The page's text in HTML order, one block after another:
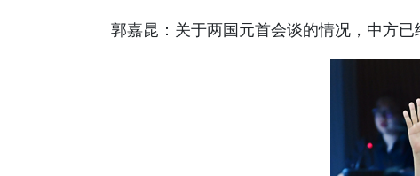
郭嘉昆：关于两国元首会谈的情况，中方